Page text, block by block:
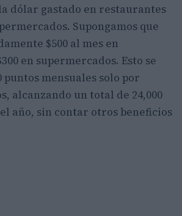
dólar gastado en restaurantes
Supongamos que
$500 al mes en
en supermercados. Esto se
puntos mensuales solo por
alcanzando un total de 24,000
año, sin contar otros beneficios